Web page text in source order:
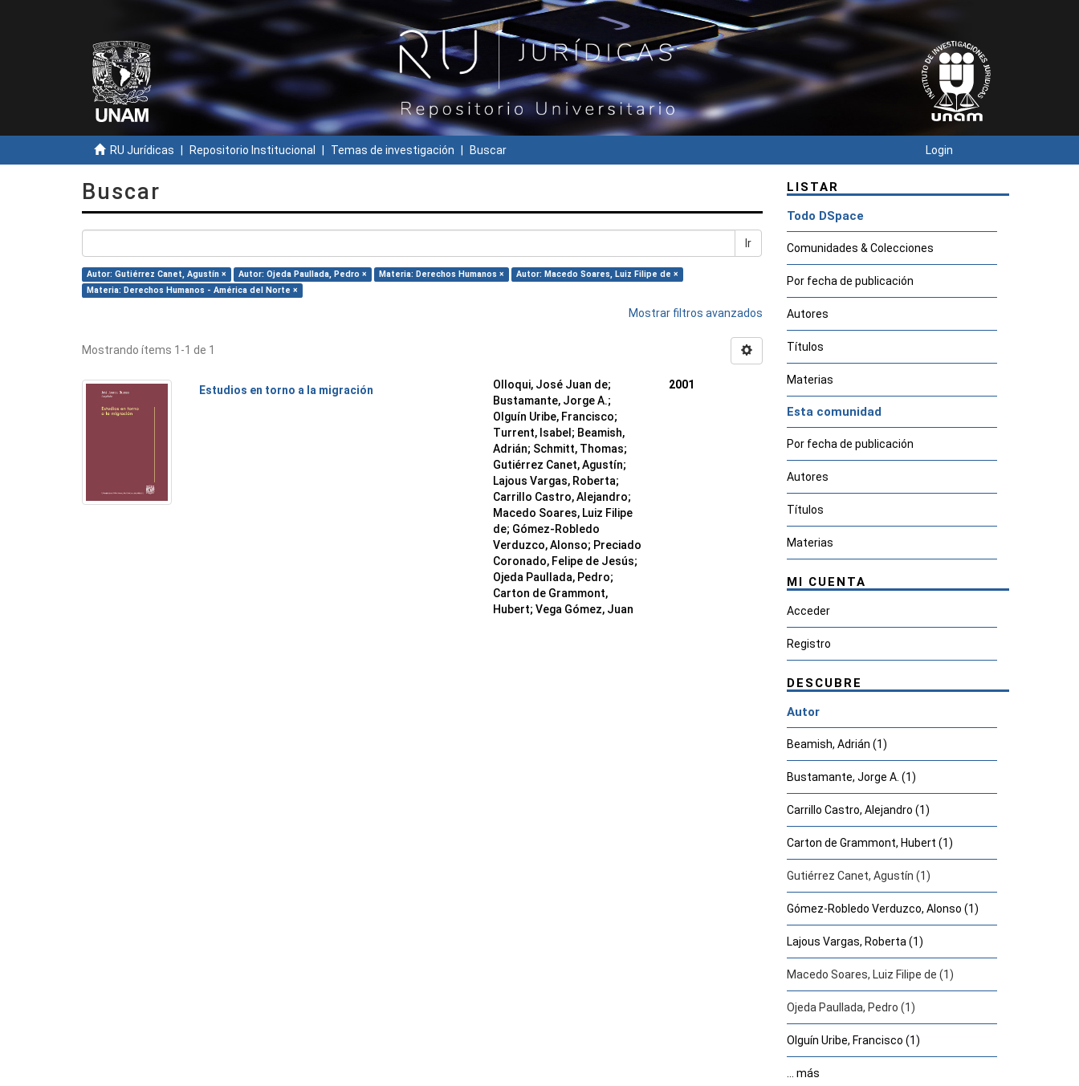
RU Jurídicas Repositorio Institucional Temas de investigación Buscar Login
Buscar
Ir
Autor: Gutiérrez Canet, Agustín × Autor: Ojeda Paullada, Pedro × Materia: Derechos Humanos ×
Autor: Macedo Soares, Luiz Filipe de ×
Materia: Derechos Humanos - América del Norte ×
Mostrar filtros avanzados
Mostrando ítems 1-1 de 1
Estudios en torno a la migración
Olloqui, José Juan de;
Bustamante, Jorge A.;
Olguín Uribe, Francisco;
Turrent, Isabel; Beamish,
Adrián; Schmitt, Thomas;
Gutiérrez Canet, Agustín;
Lajous Vargas, Roberta;
Carrillo Castro, Alejandro;
Macedo Soares, Luiz Filipe
de; Gómez-Robledo
Verduzco, Alonso; Preciado
Coronado, Felipe de Jesús;
Ojeda Paullada, Pedro;
Carton de Grammont,
Hubert; Vega Gómez, Juan
2001
LISTAR
Todo DSpace
Comunidades & Colecciones
Por fecha de publicación
Autores
Títulos
Materias
Esta comunidad
Por fecha de publicación
Autores
Títulos
Materias
MI CUENTA
Acceder
Registro
DESCUBRE
Autor
Beamish, Adrián (1)
Bustamante, Jorge A. (1)
Carrillo Castro, Alejandro (1)
Carton de Grammont, Hubert (1)
Gutiérrez Canet, Agustín (1)
Gómez-Robledo Verduzco, Alonso (1)
Lajous Vargas, Roberta (1)
Macedo Soares, Luiz Filipe de (1)
Ojeda Paullada, Pedro (1)
Olguín Uribe, Francisco (1)
... más